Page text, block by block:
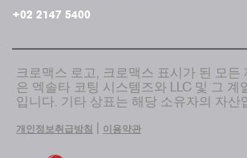
+02 2147 5400
크로맥스 로고, 크로맥스 표시가 된 모든
은 엑솔타 코팅 시스템즈와 LLC 및 그 계
입니다. 기타 상표는 해당 소유자의 자산
개인정보취급방침 이용약관